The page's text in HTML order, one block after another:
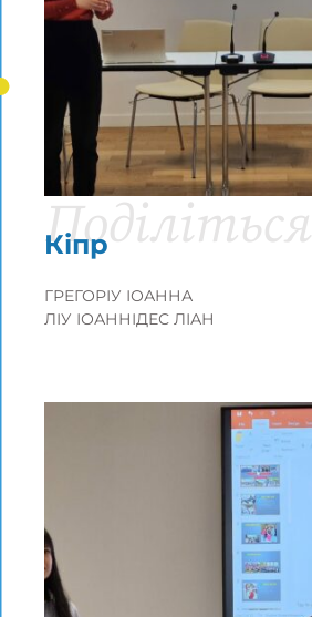
Кіпр
Поділіться
ГРЕГОРІУ ІОАННА
ЛІУ ІОАННІДЕС ЛІАН